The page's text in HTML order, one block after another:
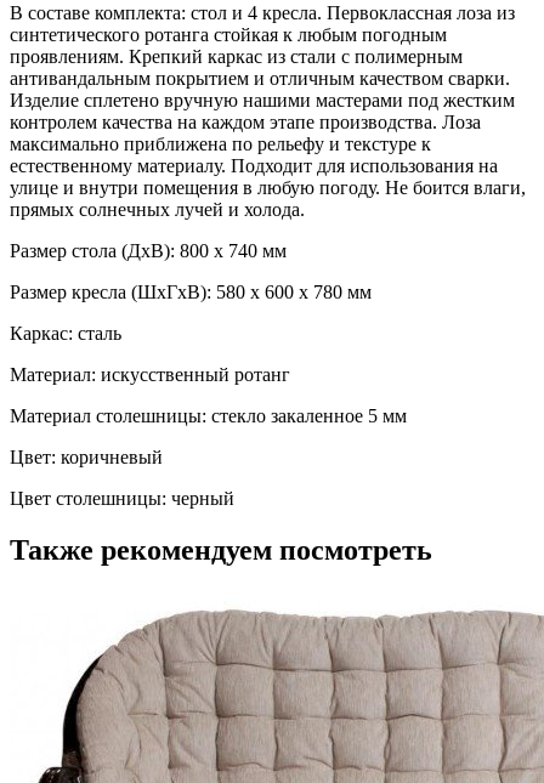
В составе комплекта: стол и 4 кресла. Первоклассная лоза из
синтетического ротанга стойкая к любым погодным
проявлениям. Крепкий каркас из стали с полимерным
антивандальным покрытием и отличным качеством сварки.
Изделие сплетено вручную нашими мастерами под жестким
контролем качества на каждом этапе производства. Лоза
максимально приближена по рельефу и текстуре к
естественному материалу. Подходит для использования на
улице и внутри помещения в любую погоду. Не боится влаги,
прямых солнечных лучей и холода.
Размер стола (ДхВ): 800 х 740 мм
Размер кресла (ШхГхВ): 580 х 600 х 780 мм
Каркас: сталь
Материал: искусственный ротанг
Материал столешницы: стекло закаленное 5 мм
Цвет: коричневый
Цвет столешницы: черный
Также рекомендуем посмотреть